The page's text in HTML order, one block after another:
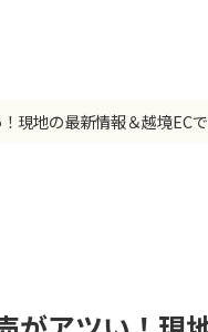
現地の最新情報＆越境EC